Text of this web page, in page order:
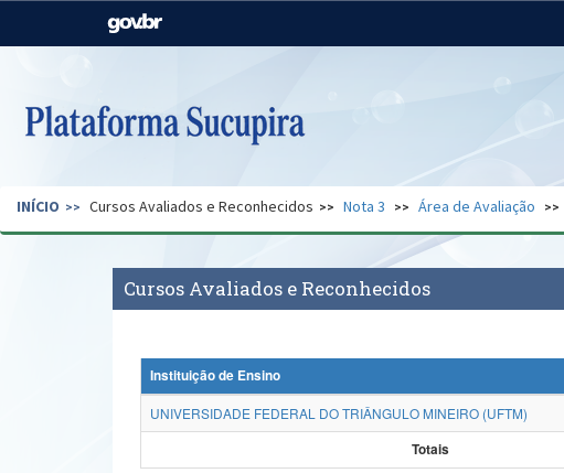
Casa Civil
Pecuária e Abastecimento
Secretaria de Governo Gabinete de Segurança
INÍCIO Cursos Avaliados e Reconhecidos Nota 3 Área de Avaliação
Cursos Avaliados e Reconhecidos
Instituição de Ensino
UNIVERSIDADE FEDERAL DO TRIÂNGULO MINEIRO (UFTM)
Totais